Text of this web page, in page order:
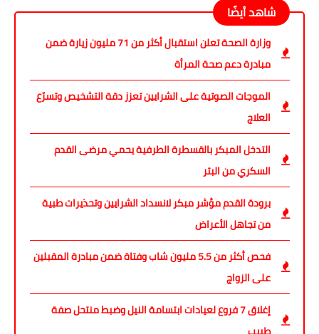
شاهد أيضًا
وزارة الصحة تعلن استقبال أكثر من 71 مليون زيارة ضمن
مبادرة دعم صحة المرأة
الموجات الصوتية على الشرايين تعزز دقة التشخيص وتسرّع
العلاج
التدخل المبكر بالقسطرة الطرفية يحمي مرضى القدم
السكري من البتر
برودة القدم مؤشر مبكر لانسداد الشرايين وتحذيرات طبية
من تجاهل الأعراض
فحص أكثر من 5.5 مليون شاب وفتاة ضمن مبادرة المقبلين
على الزواج
إغلاق 7 فروع لعيادات ابتسامة النيل وضبط منتحل صفة